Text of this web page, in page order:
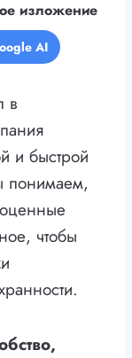
изложение
AI
в
и быстрой
понимаем,
чтобы